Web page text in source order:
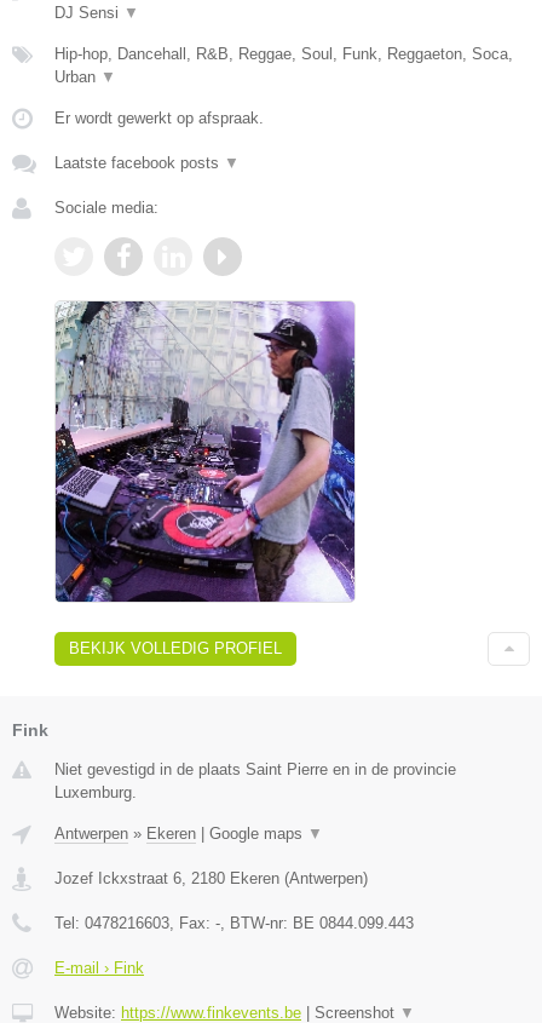
DJ Sensi ▼
Hip-hop, Dancehall, R&B, Reggae, Soul, Funk, Reggaeton, Soca,
Urban ▼
Er wordt gewerkt op afspraak.
Laatste facebook posts ▼
Sociale media:
BEKIJK VOLLEDIG PROFIEL
Fink
Niet gevestigd in de plaats Saint Pierre en in de provincie
Luxemburg.
Antwerpen » Ekeren | Google maps ▼
Jozef Ickxstraat 6 2180 Ekeren (Antwerpen)
Tel: 0478216603 , Fax: - , BTW-nr: BE 0844.099.443
E-mail › Fink
Website: https://www.finkevents.be | Screenshot ▼